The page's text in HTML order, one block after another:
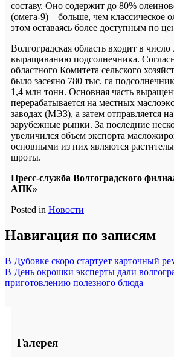
составу. Оно содержит до 80%
(омега-9) – больше, чем классическое
этом оставаясь более доступным по
Волгоградская область входит в
выращиванию подсолнечника.
областного Комитета сельского
было засеяно 780 тыс. га
1,4 млн тонн. Основная часть
перерабатывается на местных
заводах (МЭЗ), а затем отправляется
зарубежные рынки. За последние
увеличился объем экспорта
основными из них являются
шроты.
Пресс-служба Волгоградского
АПК»
Posted in Новости
Навигация по записям
В Дубовке скоро стартует карточный
В День окрошки эксперты дали
приготовлению полезного блюда
Галерея